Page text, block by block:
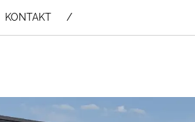
KONTAKT